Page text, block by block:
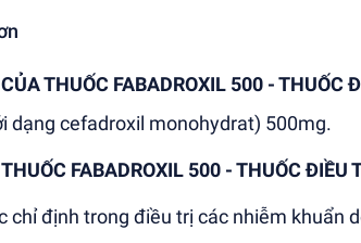
THUỐC FABADROXIL 500 - THUỐC
dạng cefadroxil monohydrat) 500mg.
FABADROXIL 500 - THUỐC ĐIỀU
chỉ định trong điều trị các nhiễm khuẩn